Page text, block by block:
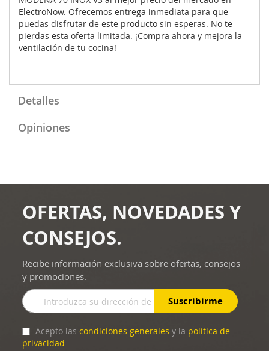
ElectroNow. Ofrecemos entrega inmediata para que
puedas disfrutar de este producto sin esperas. No te
pierdas esta oferta limitada. ¡Compra ahora y mejora la
ventilación de tu cocina!
Detalles
Opiniones
OFERTAS, NOVEDADES Y
CONSEJOS.
Recibe información exclusiva sobre ofertas, consejos
y promociones.
Inscríbase
a
boletín
de
Suscribirme
Acepto lascondiciones generales y la política de
privacidad